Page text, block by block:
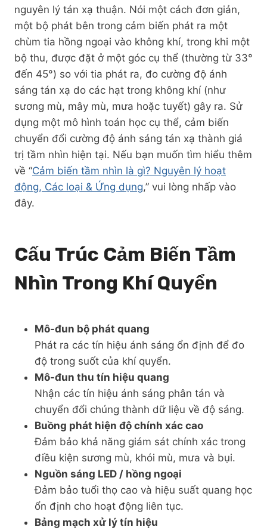
nguyên lý tán xạ thuận. Nói một cách đơn giản,
một bộ phát bên trong cảm biến phát ra một
chùm tia hồng ngoại vào không khí, trong khi một
bộ thu, được đặt ở một góc cụ thể (thường từ 33°
đến 45°) so với tia phát ra, đo cường độ ánh
sáng tán xạ do các hạt trong không khí (như
sương mù, mây mù, mưa hoặc tuyết) gây ra. Sử
dụng một mô hình toán học cụ thể, cảm biến
chuyển đổi cường độ ánh sáng tán xạ thành giá
trị tầm nhìn hiện tại. Nếu bạn muốn tìm hiểu thêm
về “Cảm biến tầm nhìn là gì? Nguyên lý hoạt
động, Các loại & Ứng dụng,” vui lòng nhấp vào
đây.
Cấu Trúc Cảm Biến Tầm
Nhìn Trong Khí Quyển
Mô-đun bộ phát quang
Phát ra các tín hiệu ánh sáng ổn định để đo
độ trong suốt của khí quyển.
Mô-đun thu tín hiệu quang
Nhận các tín hiệu ánh sáng phân tán và
chuyển đổi chúng thành dữ liệu về độ sáng.
Buồng phát hiện độ chính xác cao
Đảm bảo khả năng giám sát chính xác trong
điều kiện sương mù, khói mù, mưa và bụi.
Nguồn sáng LED / hồng ngoại
Đảm bảo tuổi thọ cao và hiệu suất quang học
ổn định cho hoạt động liên tục.
Bảng mạch xử lý tín hiệu